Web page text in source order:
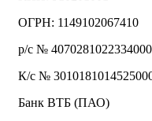
ОГРН: 1149102067410
р/с №
К/с №
Банк ВТБ (ПАО)